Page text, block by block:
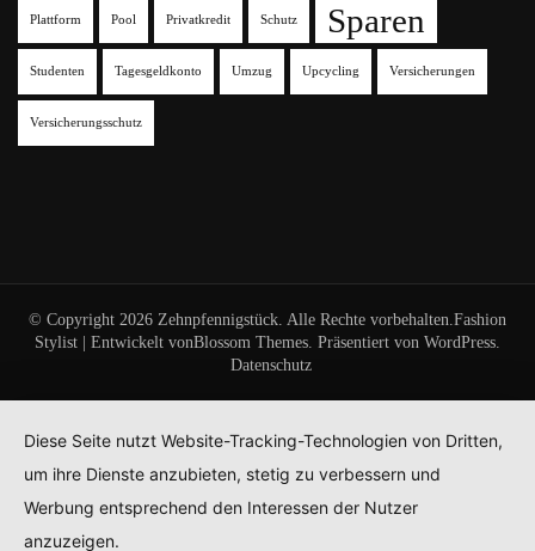
Plattform Pool Privatkredit Schutz Sparen
Studenten Tagesgeldkonto Umzug Upcycling Versicherungen
Versicherungsschutz
© Copyright 2026 Zehnpfennigstück. Alle Rechte vorbehalten.Fashion
Stylist | Entwickelt vonBlossom Themes. Präsentiert von WordPress.
Datenschutz
Diese Seite nutzt Website-Tracking-Technologien von Dritten,
um ihre Dienste anzubieten, stetig zu verbessern und
Werbung entsprechend den Interessen der Nutzer
anzuzeigen.